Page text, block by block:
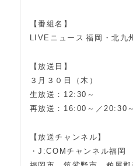
【番組名】
LIVEニュース 福岡・北九
【放送日】
３月３０日（木）
生放送：12:30～
再放送：16:00～／20:30
【放送チャンネル】
・J:COMチャンネル福